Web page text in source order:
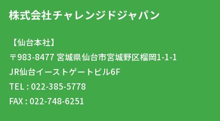
株式会社チャレンジドジャパン
【仙台本社】
〒983-8477 宮城県仙台市宮城野区榴岡1-1-1
JR仙台イーストゲートビル6F
TEL : 022-385-5778
FAX : 022-748-6251